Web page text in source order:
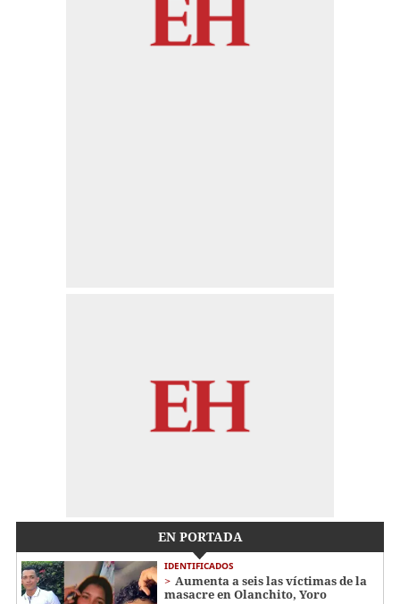
EN PORTADA
IDENTIFICADOS
Aumenta a seis las víctimas de la
masacre en Olanchito, Yoro